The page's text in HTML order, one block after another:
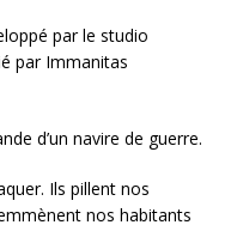
par le studio
par Immanitas
d’un navire de guerre.
Ils pillent nos
nos habitants